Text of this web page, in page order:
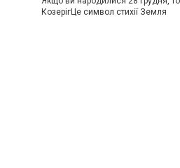
КозерігЦе символ стихії Земля